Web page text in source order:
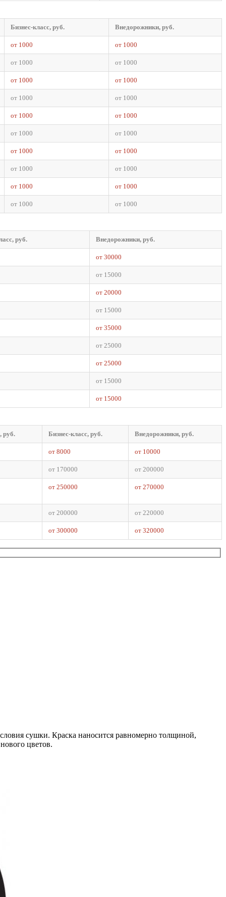
Бизнес-класс, руб. Внедорожники, руб.
от 1000 от 1000
от 1000 от 1000
от 1000 от 1000
от 1000 от 1000
от 1000 от 1000
от 1000 от 1000
от 1000 от 1000
от 1000 от 1000
от 1000 от 1000
от 1000 от 1000
руб. Внедорожники, руб.
от 30000
от 15000
от 20000
от 15000
от 35000
от 25000
от 25000
от 15000
от 15000
руб. Бизнес-класс, руб. Внедорожники, руб.
от 8000 от 10000
от 170000 от 200000
от 250000 от 270000
от 200000 от 220000
от 300000 от 320000
сушки. Краска наносится равномерно толщиной,
цветов.